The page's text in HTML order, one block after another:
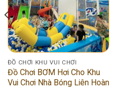
ĐỒ CHƠI KHU VUI CHƠI
Đồ Chơi BƠM Hơi Cho Khu
Vui Chơi Nhà Bóng Liên Hoàn